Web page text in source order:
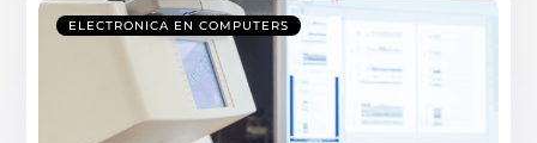
ELECTRONICA EN COMPUTERS